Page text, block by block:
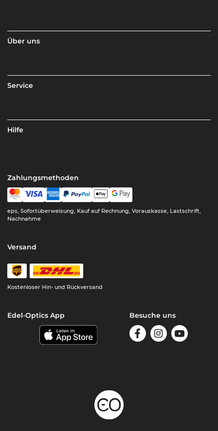
Über uns
Service
Hilfe
Zahlungsmethoden
eps, Sofortüberweisung, Kauf auf Rechnung, Vorauskasse, Lastschrift,
Nachnahme
Versand
Kostenloser Hin- und Rückversand
Edel-Optics App Besuche uns